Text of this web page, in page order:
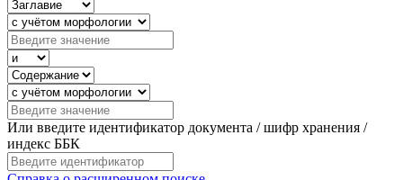
Или введите идентификатор документа / шифр хранения /
индекс ББК